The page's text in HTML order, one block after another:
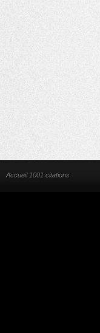
Accueil 1001 citations